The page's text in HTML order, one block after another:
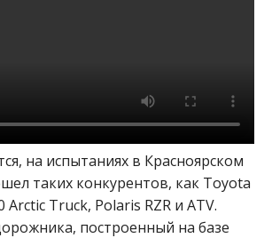
на испытаниях в Красноярском
таких конкурентов, как Toyota
Arctic Truck, Polaris RZR и ATV.
построенный на базе